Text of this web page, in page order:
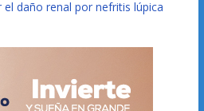
daño renal por nefritis lúpica